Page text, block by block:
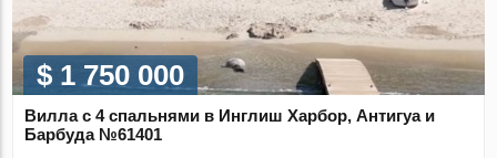
$ 1 750 000
Вилла с 4 спальнями в Инглиш Харбор, Антигуа и
Барбуда №61401